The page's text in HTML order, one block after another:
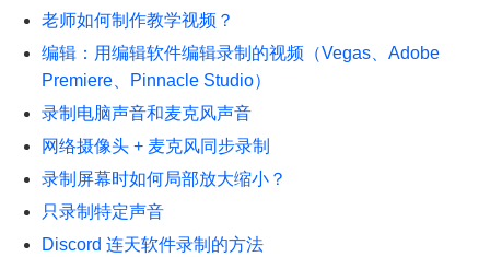
老师如何制作教学视频？
编辑：用编辑软件编辑录制的视频（Vegas、Adobe
Premiere、Pinnacle Studio）
录制电脑声音和麦克风声音
网络摄像头 + 麦克风同步录制
录制屏幕时如何局部放大缩小？
只录制特定声音
Discord 连天软件录制的方法